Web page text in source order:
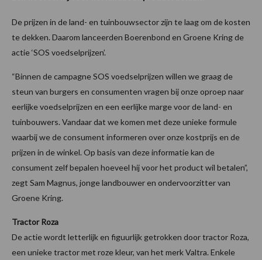
De prijzen in de land- en tuinbouwsector zijn te laag om de kosten
te dekken. Daarom lanceerden Boerenbond en Groene Kring de
actie ‘SOS voedselprijzen’.
“Binnen de campagne SOS voedselprijzen willen we graag de
steun van burgers en consumenten vragen bij onze oproep naar
eerlijke voedselprijzen en een eerlijke marge voor de land- en
tuinbouwers. Vandaar dat we komen met deze unieke formule
waarbij we de consument informeren over onze kostprijs en de
prijzen in de winkel. Op basis van deze informatie kan de
consument zelf bepalen hoeveel hij voor het product wil betalen”,
zegt Sam Magnus, jonge landbouwer en ondervoorzitter van
Groene Kring.
Tractor Roza
De actie wordt letterlijk en figuurlijk getrokken door tractor Roza,
een unieke tractor met roze kleur, van het merk Valtra. Enkele